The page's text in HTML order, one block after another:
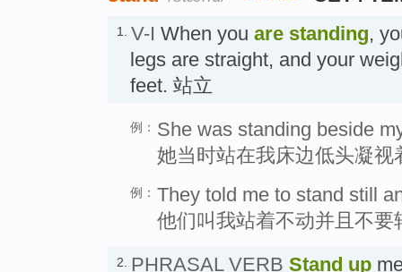
1. V-I When you are standing,
legs are straight, and your
feet. 站立
例： She was standing beside
她当时站在我床边低头凝视
例： They told me to stand still
他们叫我站着不动并且不要
2. PHRASAL VERB Stand up